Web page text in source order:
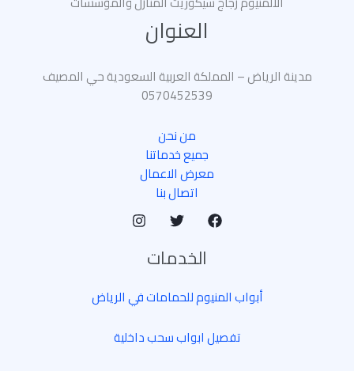
العنوان
مدينة الرياض – المملكة العربية السعودية حي المصيف
0570452539
من نحن
جميع خدماتنا
معرض الاعمال
اتصال بنا
الخدمات
أبواب المنيوم للحمامات في الرياض
تفصيل ابواب سحب داخلية